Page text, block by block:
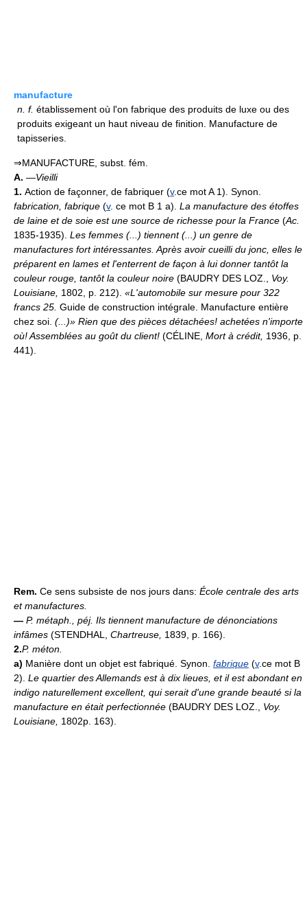
manufacture
n. f. établissement où l'on fabrique des produits de luxe ou des
produits exigeant un haut niveau de finition. Manufacture de
tapisseries.
⇒MANUFACTURE, subst. fém.
A. —Vieilli
1. Action de façonner, de fabriquer (v.ce mot A 1). Synon.
fabrication, fabrique (v. ce mot B 1 a). La manufacture des étoffes
de laine et de soie est une source de richesse pour la France (Ac.
1835-1935). Les femmes (...) tiennent (...) un genre de
manufactures fort intéressantes. Après avoir cueilli du jonc, elles le
préparent en lames et l'enterrent de façon à lui donner tantôt la
couleur rouge, tantôt la couleur noire (BAUDRY DES LOZ., Voy.
Louisiane, 1802, p. 212). «L'automobile sur mesure pour 322
francs 25. Guide de construction intégrale. Manufacture entière
chez soi. (...)» Rien que des pièces détachées! achetées n'importe
où! Assemblées au goût du client! (CÉLINE, Mort à crédit, 1936, p.
441).
Rem. Ce sens subsiste de nos jours dans: École centrale des arts
et manufactures.
— P. métaph., péj. Ils tiennent manufacture de dénonciations
infâmes (STENDHAL, Chartreuse, 1839, p. 166).
2.P. méton.
a) Manière dont un objet est fabriqué. Synon. fabrique (v.ce mot B
2). Le quartier des Allemands est à dix lieues, et il est abondant en
indigo naturellement excellent, qui serait d'une grande beauté si la
manufacture en était perfectionnée (BAUDRY DES LOZ., Voy.
Louisiane, 1802p. 163).